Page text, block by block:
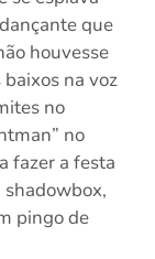
que
houvesse
na voz
no
no
fazer a festa
shadowbox,
pingo de